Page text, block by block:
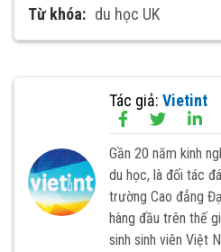
Từ khóa: du học UK
Tác giả: Vietint
Gần 20 năm kinh
du học, là đối tác
trường Cao đẳng
hàng đầu trên thế
sinh sinh viên Việt